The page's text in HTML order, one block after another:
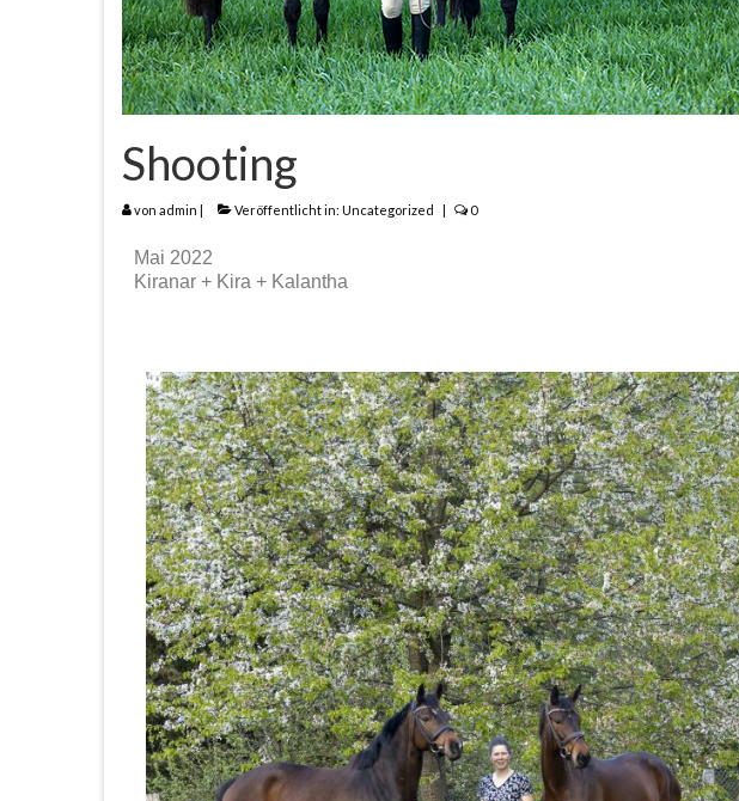
Shooting
von admin | Veröffentlicht in: Uncategorized | 0
Mai 2022
Kiranar + Kira + Kalantha